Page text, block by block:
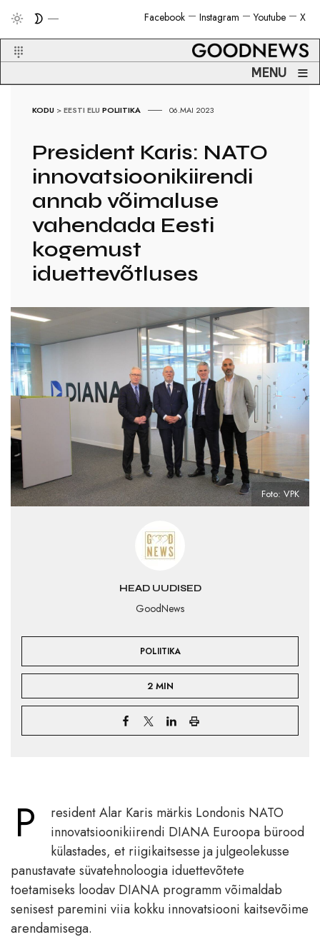
X
Youtube
Instagram
Facebook
MENU ≡
KODU >EESTI ELU POLIITIKA 06.MAI 2023
President Karis: NATO
innovatsioonikiirendi
annab võimaluse
vahendada Eesti
kogemust
iduettevõtluses
HEAD UUDISED
GoodNews
POLIITIKA
2 MIN
Foto: VPK
P
resident Alar Karis märkis Londonis NATO
innovatsioonikiirendi DIANA Euroopa bürood
külastades, et riigikaitsesse ja julgeolekusse
panustavate süvatehnoloogia iduettevõtete
toetamiseks loodav DIANA programm võimaldab
senisest paremini viia kokku innovatsiooni kaitsevõime
arendamisega.